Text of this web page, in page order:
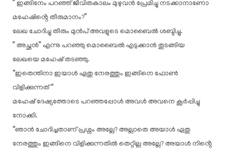
” ഇങ്ങിനേം പറഞ്ഞ് ജീവിതകാലം മുഴുവൻ പ്രേമിച്ചു നടക്കാനാണോ
മഹേഷിൻ്റെ തീരുമാനം?”
ലേഖ ചോദിച്ചു തീരും മുൻപ് അവളുടെ മൊബൈൽ ശബ്ദിച്ചു.
” അച്ഛൻ” എന്നു പറഞ്ഞു മൊബൈൽ എടുക്കാൻ തുടങ്ങിയ
ലേഖയെ മഹേഷ് തടഞ്ഞു.
“ഇതെന്തിനാ ഇയാൾ ഏതു നേരത്തും ഇങ്ങിനെ ഫോൺ
വിളിക്കുന്നത് “
മഹേഷ് ദേഷ്യത്തോടെ പറഞ്ഞപ്പോൾ അവൾ അവനെ കൂർപ്പിച്ചു
നോക്കി.
“ഞാൻ ചോദിച്ചതാണ് പ്രശ്നം അല്ലേ? അല്ലാതെ അയാൾ ഏതു
നേരത്തും ഇങ്ങിനെ വിളിക്കുന്നതിൽ തെറ്റില്ല അല്ലേ? അയാൾ നിൻ്റെ